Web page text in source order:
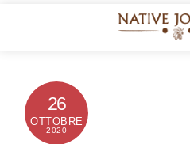
26
OTTOBRE
2020